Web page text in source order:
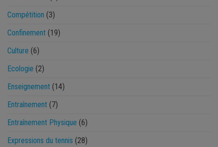
Compétition (3)
Confinement (19)
Culture (6)
Ecologie (2)
Enseignement (14)
Entraînement (7)
Entraînement Physique (6)
Expressions du tennis (28)